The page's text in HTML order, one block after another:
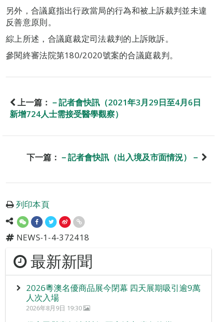
另外，合議庭指出行政當局的行為和被上訴裁判並未違
反善意原則。
綜上所述，合議庭裁定司法裁判的上訴敗訴。
參閱終審法院第180/2020號案的合議庭裁判。
上一篇： －記者會快訊（2021年3月29日至4月6日
新增724人士需接受醫學觀察）
下一篇： －記者會快訊（出入境及市面情況）－
列印本頁
NEWS-1-4-372418
最新新聞
2026粵澳名優商品展今閉幕 四天展期吸引逾9萬
人次入場
2026年8月9日 19:30